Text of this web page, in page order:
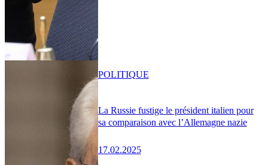
La Russie fustige le président italien pour
sa comparaison avec l’Allemagne nazie
17.02.2025
POLITIQUE